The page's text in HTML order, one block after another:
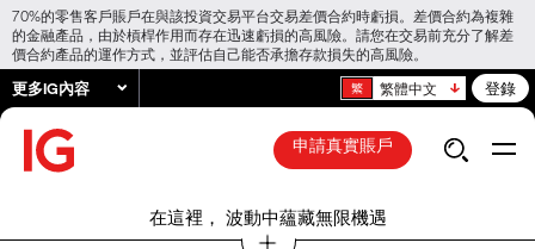
70%的零售客戶賬戶在與該投資交易平台交易差價合約時虧損。差價合約為複雜
的金融產品，由於槓桿作用而存在迅速虧損的高風險。請您在交易前充分了解差
價合約產品的運作方式，並評估自己能否承擔存款損失的高風險。
更多IG內容 繁體中文 登錄
申請真實賬戶
在這裡， 波動中蘊藏無限機遇